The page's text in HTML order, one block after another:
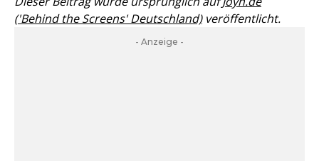
('Behind the Screens' Deutschland)veröffentlicht.
- Anzeige -